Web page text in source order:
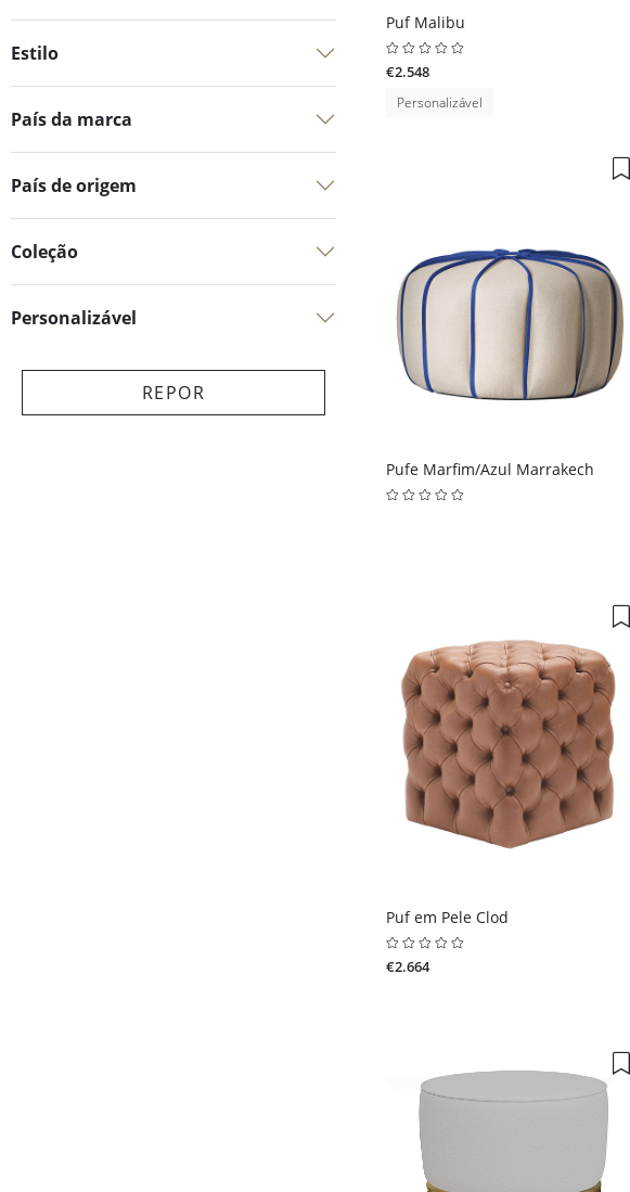
Estilo
País da marca
País de origem
Coleção
Personalizável
Puf Malibu
€2.548
Personalizável
Pufe Marfim/Azul Marrakech
Puf em Pele Clod
€2.664